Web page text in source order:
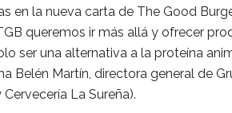
en la nueva carta de The Good
queremos ir más allá y ofrecer
ser una alternativa a la proteína
Belén Martín, directora general de
La Sureña).